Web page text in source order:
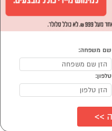
שם משפחה:
טלפון: